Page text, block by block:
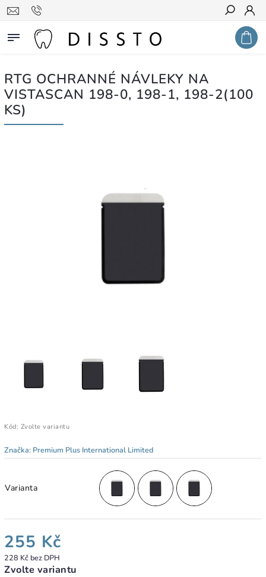
Hledat
RTG OCHRANNÉ NÁVLEKY NA
VISTASCAN 198-0, 198-1, 198-2(100
KS)
Kód: Zvolte variantu
Značka: Premium Plus International Limited
Varianta
255 Kč
228 Kč bez DPH
Zvolte variantu